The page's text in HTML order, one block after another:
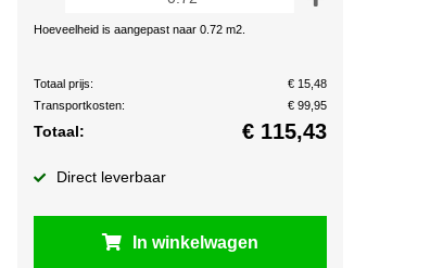
Hoeveelheid is aangepast naar 0.72 m2.
Totaal prijs:
€ 15,48
Transportkosten:
€ 99,95
Totaal: € 115,43
Direct leverbaar
In winkelwagen